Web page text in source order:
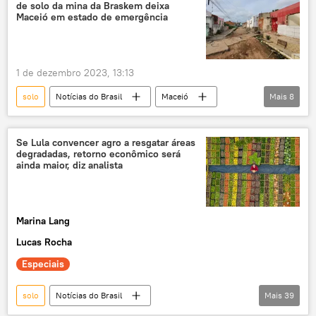
América do Sul América Latina
de solo da mina da Braskem deixa
Maceió em estado de emergência
1 de dezembro 2023, 13:13
solo Notícias do Brasil
Maceió
Braskem
Mina
desabamento
Brasil
João Henrique Caldas
Ministério Público Federal
Defesa Civil
Mais 8
Se Lula convencer agro a resgatar áreas
degradadas, retorno econômico será
ainda maior, diz analista
Marina Lang
Lucas Rocha
Especiais
solo
Notícias do Brasil
Mais 39